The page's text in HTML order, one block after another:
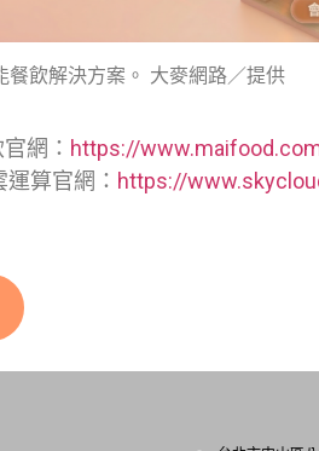
餐飲解決方案。 大麥網路／提供
網： https://
算官網： https://